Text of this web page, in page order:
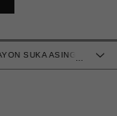
SUKA ASING